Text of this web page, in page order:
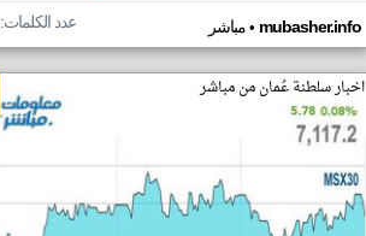
مباشر• mubasher.info عدد الكلمات: ٢٧٠
اخبار سلطنة عُمان من مباشر